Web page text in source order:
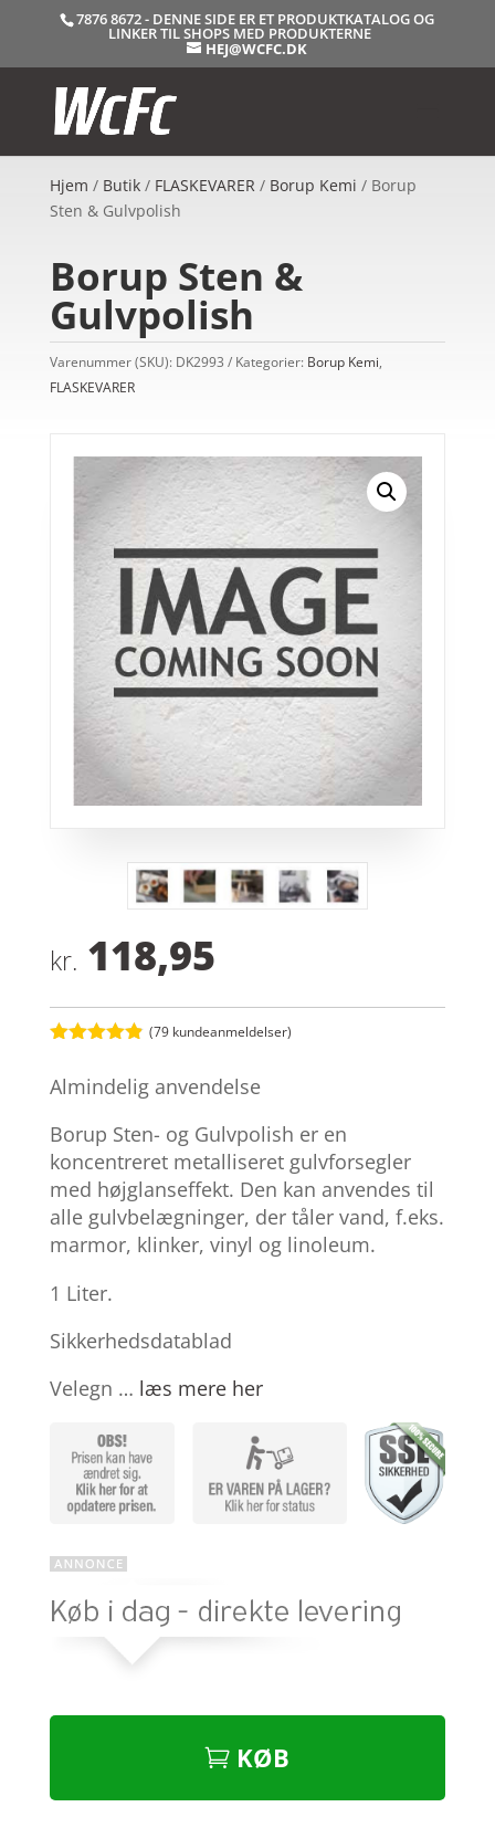
7876 8672 - DENNE SIDE ER ET PRODUKTKATALOG OG
LINKER TIL SHOPS MED PRODUKTERNE
HEJ@WCFC.DK
Hjem / Butik/ FLASKEVARER/ Borup Kemi / Borup
Sten & Gulvpolish
Borup Sten &
Gulvpolish
Varenummer (SKU): DK2993 Kategorier: Borup Kemi,
FLASKEVARER
kr. 118,95
ud af 5
kundebedøm
melser
(79 kundeanmeldelser)
Almindelig anvendelse
Borup Sten- og Gulvpolish er en
koncentreret metalliseret gulvforsegler
med højglanseffekt. Den kan anvendes til
alle gulvbelægninger, der tåler vand, f.eks.
marmor, klinker, vinyl og linoleum.
1 Liter.
Sikkerhedsdatablad
Velegn … læs mere her
KØB